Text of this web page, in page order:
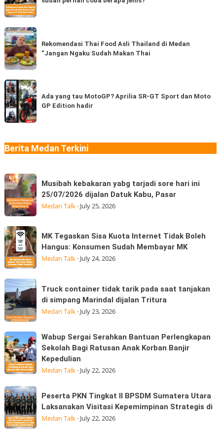
Terenak
Ternama
dari
Thailand,
kamu
sudah
coba
berapa
jenis?
Rekomendasi
Thai
Food
Asli
Thailand
di
Medan
“Jangan
Makan
Rekomendasi Thai Food Asli Thailand di Medan
“Jangan Ngaku Sudah Makan Thai
Ada
yang
tau
MotoGP?
SR-
GT
dan
Moto
GP
Edition
hadir
Ada yang tau MotoGP? Aprilia SR-GT Sport dan Moto
GP Edition hadir
Berita Medan Terkini
Musibah
kebakaran
yabg
tarjadi
sore
hari
ini
25/07/2026
Datuk
Kabu,
Pasar
Musibah kebakaran yabg tarjadi sore hari ini
25/07/2026 dijalan Datuk Kabu, Pasar
Medan Talk· July 25, 2026
MK
Tegaskan
Sisa
Kuota
Internet
Tidak
Boleh
Hangus:
Sudah
Membayar
MK
MK Tegaskan Sisa Kuota Internet Tidak Boleh
Hangus: Konsumen Sudah Membayar MK
Medan Talk· July 24, 2026
Truck
container
tidak
tarik
pada
saat
tanjakan
di
Marindal
dijalan
Tritura
Truck container tidak tarik pada saat tanjakan
di simpang Marindal dijalan Tritura
Medan Talk· July 23, 2026
Wabup
Sergai
Serahkan
Bantuan
Perlengkapan
Sekolah
Bagi
Ratusan
Wabup Sergai Serahkan Bantuan Perlengkapan
Sekolah Bagi Ratusan Anak Korban Banjir
Kepedulian
Medan Talk· July 22, 2026
Peserta
PKN
Tingkat
II
Peserta PKN Tingkat II BPSDM Sumatera Utara
Laksanakan Visitasi Kepemimpinan Strategis di
Medan Talk· July 22, 2026